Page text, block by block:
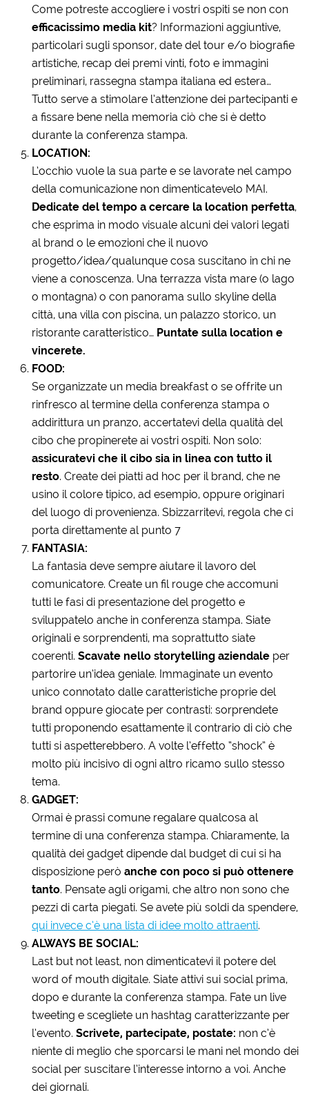
Come potreste accogliere i vostri ospiti se non con
efficacissimo media kit? Informazioni aggiuntive,
particolari sugli sponsor, date del tour e/o biografie
artistiche, recap dei premi vinti, foto e immagini
preliminari, rassegna stampa italiana ed estera…
Tutto serve a stimolare l’attenzione dei partecipanti e
a fissare bene nella memoria ciò che si è detto
durante la conferenza stampa.
LOCATION:
L’occhio vuole la sua parte e se lavorate nel campo
della comunicazione non dimenticatevelo MAI.
Dedicate del tempo a cercare la location perfetta,
che esprima in modo visuale alcuni dei valori legati
al brand o le emozioni che il nuovo
progetto/idea/qualunque cosa suscitano in chi ne
viene a conoscenza. Una terrazza vista mare (o lago
o montagna) o con panorama sullo skyline della
città, una villa con piscina, un palazzo storico, un
ristorante caratteristico… Puntate sulla location e
vincerete.
FOOD:
Se organizzate un media breakfast o se offrite un
rinfresco al termine della conferenza stampa o
addirittura un pranzo, accertatevi della qualità del
cibo che propinerete ai vostri ospiti. Non solo:
assicuratevi che il cibo sia in linea con tutto il
resto. Create dei piatti ad hoc per il brand, che ne
usino il colore tipico, ad esempio, oppure originari
del luogo di provenienza. Sbizzarritevi, regola che ci
porta direttamente al punto 7
FANTASIA:
La fantasia deve sempre aiutare il lavoro del
comunicatore. Create un fil rouge che accomuni
tutti le fasi di presentazione del progetto e
sviluppatelo anche in conferenza stampa. Siate
originali e sorprendenti, ma soprattutto siate
coerenti.Scavate nello storytelling aziendale per
partorire un’idea geniale. Immaginate un evento
unico connotato dalle caratteristiche proprie del
brand oppure giocate per contrasti: sorprendete
tutti proponendo esattamente il contrario di ciò che
tutti si aspetterebbero. A volte l’effetto “shock” è
molto più incisivo di ogni altro ricamo sullo stesso
tema.
GADGET:
Ormai è prassi comune regalare qualcosa al
termine di una conferenza stampa. Chiaramente, la
qualità dei gadget dipende dal budget di cui si ha
disposizione peròanche con poco si può ottenere
tanto. Pensate agli origami, che altro non sono che
pezzi di carta piegati. Se avete più soldi da spendere,
qui invece c’è una lista di idee molto attraenti.
ALWAYS BE SOCIAL:
Last but not least, non dimenticatevi il potere del
word of mouth digitale. Siate attivi sui social prima,
dopo e durante la conferenza stampa. Fate un live
tweeting e scegliete un hashtag caratterizzante per
l’evento.Scrivete, partecipate, postate: non c’è
niente di meglio che sporcarsi le mani nel mondo dei
social per suscitare l’interesse intorno a voi. Anche
dei giornali.